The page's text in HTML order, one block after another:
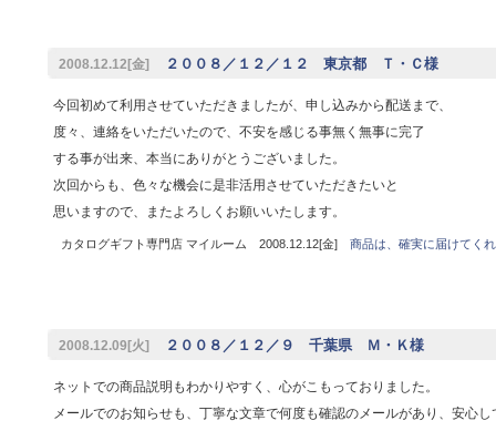
2008.12.12[金] ２００８／１２／１２ 東京都 Ｔ・Ｃ様
今回初めて利用させていただきましたが、申し込みから配送まで、
度々、連絡をいただいたので、不安を感じる事無く無事に完了
する事が出来、本当にありがとうございました。
次回からも、色々な機会に是非活用させていただきたいと
思いますので、またよろしくお願いいたします。
カタログギフト専門店 マイルーム 2008.12.12[金] 商品は、確実に届けてく
2008.12.09[火] ２００８／１２／９ 千葉県 Ｍ・Ｋ様
ネットでの商品説明もわかりやすく、心がこもっておりました。
メールでのお知らせも、丁寧な文章で何度も確認のメールがあり、安心